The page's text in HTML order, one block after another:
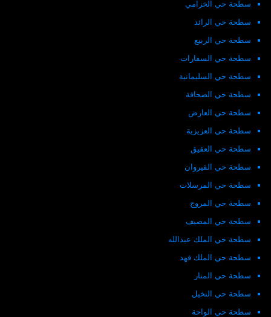
سطحة حي الخزامي
سطحة حي الرائد
سطحة حي الربيع
سطحة حي السفارات
سطحة حي السليمانية
سطحة حي الصحافة
سطحة حي العارض
سطحة حي العزيزية
سطحة حي العقيق
سطحة حي القيروان
سطحة حي المرسلات
سطحة حي المروج
سطحة حي المصيف
سطحة حي الملك عبدالله
سطحة حي الملك فهد
سطحة حي المنار
سطحة حي النخيل
سطحة حي الواحة